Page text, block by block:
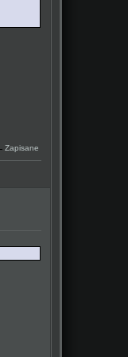
Zapisane